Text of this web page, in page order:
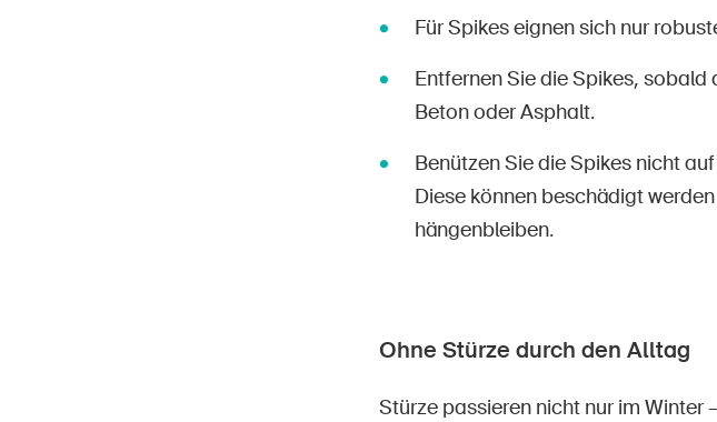
Für Spikes eignen sich nur
Entfernen Sie die Spikes, sobald
Beton oder Asphalt.
Benützen Sie die Spikes nicht
Diese können beschädigt
hängenbleiben.
Ohne Stürze durch den Alltag
Stürze passieren nicht nur im Winter